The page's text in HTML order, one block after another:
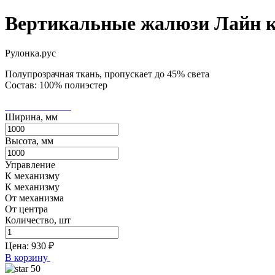
Вертикальные жалюзи Лайн
Рулонка.рус
Полупрозрачная ткань, пропускает до 45% света
Состав: 100% полиэстер
Ширина, мм
Высота, мм
Управление
К механизму
К механизму
От механизма
От центра
Количество, шт
Цена: 930 ₽
В корзину
50